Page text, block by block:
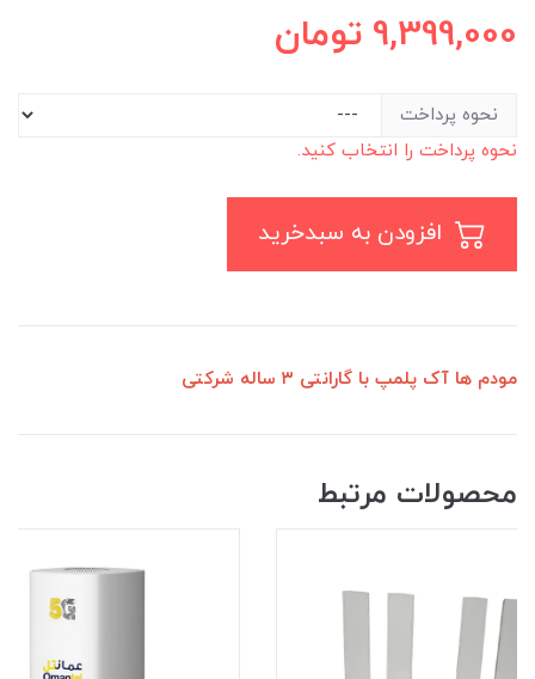
9,399,000 تومان
نحوه پرداخت
نحوه پرداخت را انتخاب کنید.
مودم ها آک پلمپ با گارانتی ۳ ساله شرکتی
محصولات مرتبط
7٪